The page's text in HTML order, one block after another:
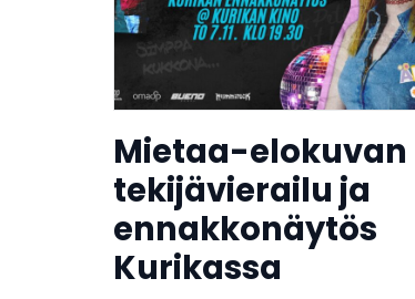
Mietaa-elokuvan
tekijävierailu ja
ennakkonäytös
Kurikassa